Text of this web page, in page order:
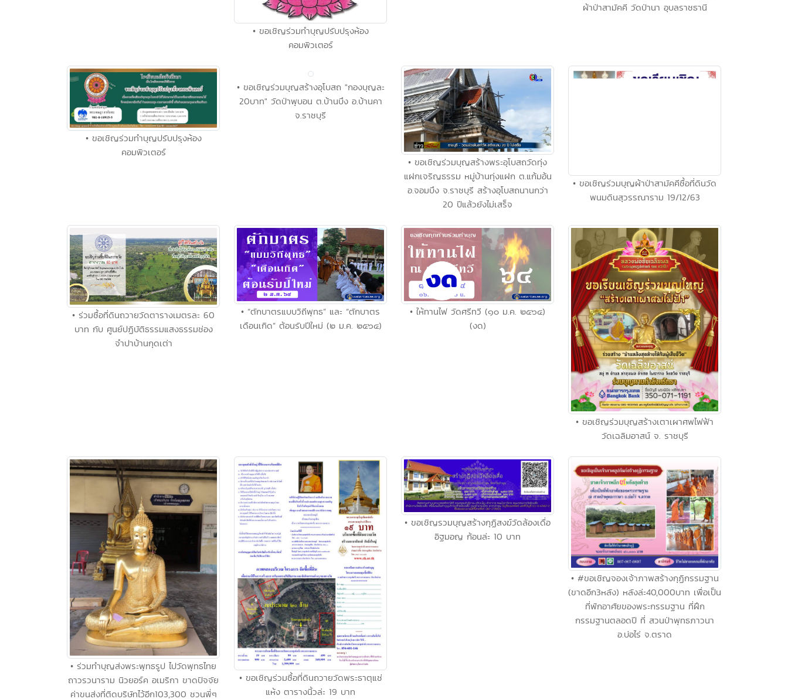
• ขอเชิญร่วมทำบุญปรับปรุงห้อง
คอมพิวเตอร์
ผ้าป่าสามัคคี วัดป่านา อุบลราชธานี
• ขอเชิญร่วมทำบุญปรับปรุงห้อง
คอมพิวเตอร์
• ขอเชิญร่วมบุญสร้างอุโบสถ "กองบุญละ
20บาท" วัดป่าพุบอน ต.บ้านบึง อ.บ้านคา
จ.ราชบุรี
• ขอเชิญร่วมบุญสร้างพระอุโบสถวัดทุ่ง
แฝกเจริญธรรม หมู่บ้านทุ่งแฝก ต.แก้มอ้น
อ.จอมบึง จ.ราชบุรี สร้างอุโบสถนานกว่า
20 ปีแล้วยังไม่เสร็จ
• ขอเชิญร่วมบุญผ้าป่าสามัคคีซื้อที่ดินวัด
พนมดินสุวรรณาราม 19/12/63
• ร่วมซื้อที่ดินถวายวัดตารางเมตรละ 60
บาท กับ ศูนย์ปฏิบัติธรรมแสงธรรมช่อง
จำปาบ้านกุดเต่า
• “ตักบาตรแบบวิถีพุทธ” และ “ตักบาตร
เดือนเกิด” ต้อนรับปีใหม่ (๒ ม.ค. ๒๕๖๔)
• ให้ทานไฟ วัดศรีทวี (๑๐ ม.ค. ๒๕๖๔)
(งด)
• ขอเชิญร่วมบุญสร้างเตาเผาศพไฟฟ้า
วัดเฉลิมอาสน์ จ. ราชบุรี
• ร่วมทำบุญส่งพระพุทธรูป ไปวัดพุทธไทย
ถาวรวนาราม นิวยอร์ค อเมริกา ขาดปัจจัย
ค่าขนส่งที่ติดบริษัทไว้อีก103,300 ชวนพี่ๆ
• ขอเชิญร่วมซื้อที่ดินถวายวัดพระธาตุแช่
แห้ง ตารางนิ้วล่ะ 19 บาท
• ขอเชิญรวมบุญสร้างกุฏิสงฆ์วัดล้องเดื่อ
อิฐมอญ ก้อนล่ะ 10 บาท
• #ขอเชิญจองเจ้าภาพสร้างกุฏิกรรมฐาน
(ขาดอีก3หลัง) หลังล่ะ40,000บาท เพื่อเป็น
ที่พักอาศัยของพระกรรมฐาน ที่ฝึก
กรรมฐานตลอดปี ที่ สวนป่าพุทธภาวนา
อ.บ่อไร่ จ.ตราด